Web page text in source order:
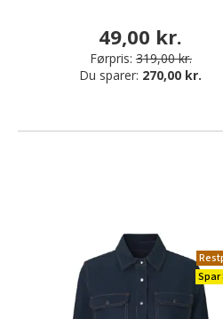
49,00 kr.
Førpris: 319,00 kr.
Du sparer: 270,00 kr.
Spar